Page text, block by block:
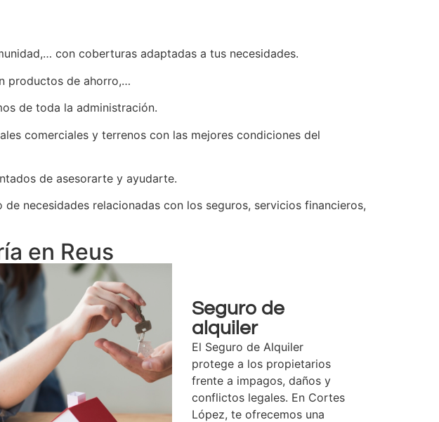
con coberturas adaptadas a tus necesidades.
productos de ahorro,…
de toda la administración.
comerciales y terrenos con las mejores condiciones del
de asesorarte y ayudarte.
necesidades relacionadas con los seguros, servicios financieros,
en Reus
Seguro de
alquiler
El Seguro de Alquiler
protege a los propietarios
frente a impagos, daños y
conflictos legales. En Cortes
López, te ofrecemos una